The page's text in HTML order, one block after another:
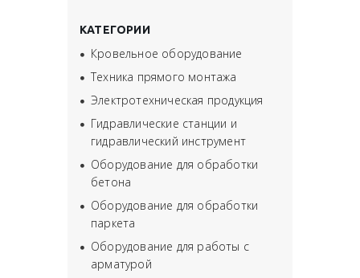
КАТЕГОРИИ
Кровельное оборудование
Техника прямого монтажа
Электротехническая продукция
Гидравлические станции и
гидравлический инструмент
Оборудование для обработки
бетона
Оборудование для обработки
паркета
Оборудование для работы с
арматурой